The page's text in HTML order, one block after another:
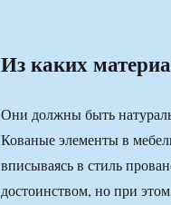
Из каких
Они должны быть
Кованые элементы в
вписываясь в стиль
достоинством, но при